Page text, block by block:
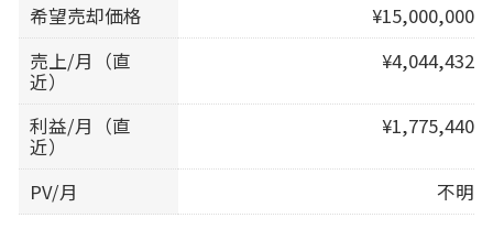
希望売却価格
¥15,000,000
売上/月（直
近）
¥4,044,432
利益/月（直
近）
¥1,775,440
PV/月 不明